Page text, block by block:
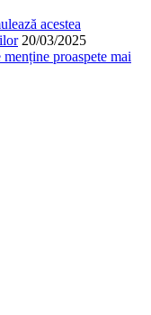
acestea
20/03/2025
proaspete mai